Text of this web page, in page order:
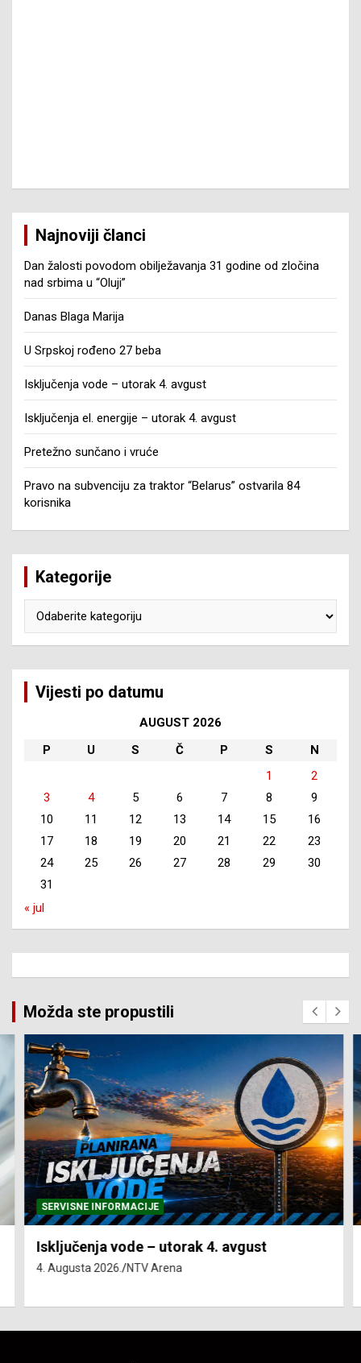
Najnoviji članci
Dan žalosti povodom obilježavanja 31 godine od zločina
nad srbima u “Oluji”
Danas Blaga Marija
U Srpskoj rođeno 27 beba
Isključenja vode – utorak 4. avgust
Isključenja el. energije – utorak 4. avgust
Pretežno sunčano i vruće
Pravo na subvenciju za traktor “Belarus” ostvarila 84
korisnika
Kategorije
Vijesti po datumu
AUGUST 2026
P
U S Č P S
N
1
2
3
4 5 6 7 8
9
10
11 12 13 14 15
16
17
18 19 20 21 22
23
24
25 26 27 28 29
30
31
« jul
Možda ste propustili
SERVISNE INFORMACIJE
Isključenja vode – utorak 4. avgust
4. Augusta 2026. NTV Arena